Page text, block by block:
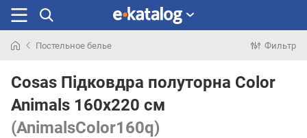
раньше
Постельное белье Фильтр
Cosas Підковдра полуторна Color
Animals 160х220 см
(AnimalsColor160q)